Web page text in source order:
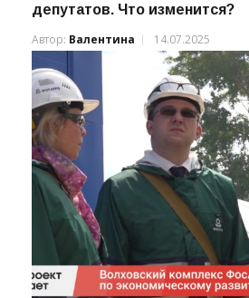
депутатов. Что изменится?
Автор: Валентина 14.07.2025